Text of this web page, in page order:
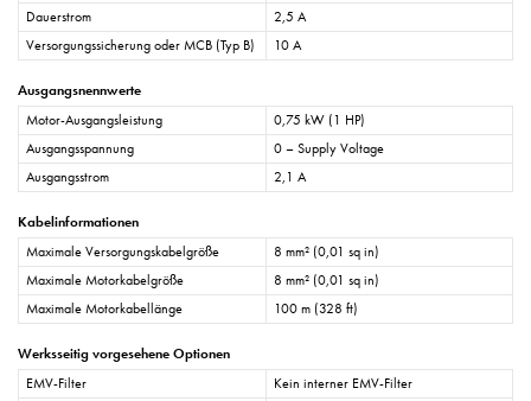
Dauerstrom
2,5 A
Versorgungssicherung oder MCB (Typ B)
10 A
Ausgangsnennwerte
Motor-Ausgangsleistung
0,75 kW (1 HP)
Ausgangsspannung
0 – Supply Voltage
Ausgangsstrom
2,1 A
Kabelinformationen
Maximale Versorgungskabelgröße
8 mm² (0,01 sq in)
Maximale Motorkabelgröße
8 mm² (0,01 sq in)
Maximale Motorkabellänge
100 m (328 ft)
Werksseitig vorgesehene Optionen
EMV-Filter
Kein interner EMV-Filter